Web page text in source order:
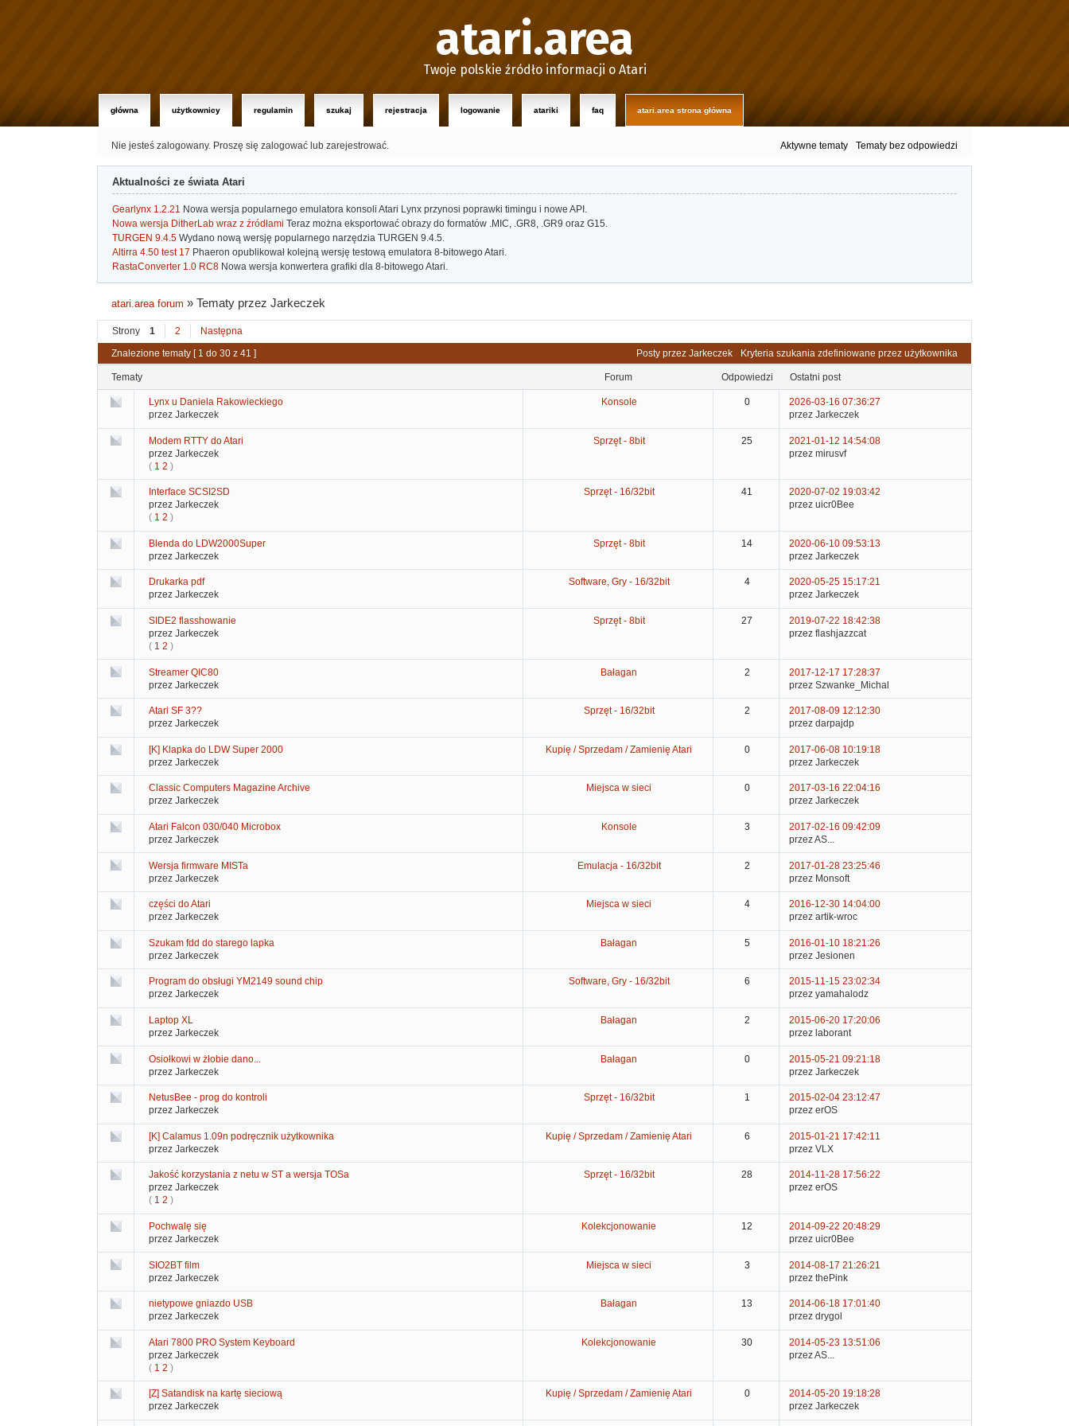
atari.area
Twoje polskie źródło informacji o Atari
główna użytkownicy regulamin szukaj rejestracja logowanie atariki faq atari.area strona główna
Nie jesteś zalogowany. Proszę się zalogować lub zarejestrować. Aktywne tematy Tematy bez odpowiedzi
Aktualności ze świata Atari
Gearlynx 1.2.21 Nowa wersja popularnego emulatora konsoli Atari Lynx przynosi poprawki timingu i nowe API.
Nowa wersja DitherLab wraz z źródłami Teraz można eksportować obrazy do formatów .MIC, .GR8, .GR9 oraz G15.
TURGEN 9.4.5 Wydano nową wersję popularnego narzędzia TURGEN 9.4.5.
Altirra 4.50 test 17 Phaeron opublikował kolejną wersję testową emulatora 8-bitowego Atari.
RastaConverter 1.0 RC8 Nowa wersja konwertera grafiki dla 8-bitowego Atari.
atari.area forum »Tematy przez Jarkeczek
Strony 1 2
Następna
Posty przez Jarkeczek
Kryteria szukania zdefiniowane przez użytkownika
Znalezione tematy [ 1 do 30 z 41 ]
Tematy Forum odpowiedzi ostatni post
Lynx u Daniela Rakowieckiego
przez Jarkeczek
Konsole 0
2026-03-16 07:36:27
przez Jarkeczek
Modem RTTY do Atari
przez Jarkeczek
( 1 2 )
Sprzęt - 8bit 25
2021-01-12 14:54:08
przez mirusvf
Interface SCSI2SD
przez Jarkeczek
( 1 2 )
Sprzęt - 16/32bit 41
2020-07-02 19:03:42
przez uicr0Bee
Blenda do LDW2000Super
przez Jarkeczek
Sprzęt - 8bit 14
2020-06-10 09:53:13
przez Jarkeczek
Drukarka pdf
przez Jarkeczek
Software, Gry - 16/32bit 4
2020-05-25 15:17:21
przez Jarkeczek
SIDE2 flasshowanie
przez Jarkeczek
( 1 2 )
Sprzęt - 8bit 27
2019-07-22 18:42:38
przez flashjazzcat
Streamer QIC80
przez Jarkeczek
Bałagan 2
2017-12-17 17:28:37
przez Szwanke_Michal
Atari SF 3??
przez Jarkeczek
Sprzęt - 16/32bit 2
2017-08-09 12:12:30
przez darpajdp
[K] Klapka do LDW Super 2000
przez Jarkeczek
Kupię / Sprzedam / Zamienię Atari 0
2017-06-08 10:19:18
przez Jarkeczek
Classic Computers Magazine Archive
przez Jarkeczek
Miejsca w sieci 0
2017-03-16 22:04:16
przez Jarkeczek
Atari Falcon 030/040 Microbox
przez Jarkeczek
Konsole 3
2017-02-16 09:42:09
przez AS...
Wersja firmware MISTa
przez Jarkeczek
Emulacja - 16/32bit 2
2017-01-28 23:25:46
przez Monsoft
części do Atari
przez Jarkeczek
Miejsca w sieci 4
2016-12-30 14:04:00
przez artik-wroc
Szukam fdd do starego lapka
przez Jarkeczek
Bałagan 5
2016-01-10 18:21:26
przez Jesionen
Program do obsługi YM2149 sound chip
przez Jarkeczek
Software, Gry - 16/32bit 6
2015-11-15 23:02:34
przez yamahalodz
Laptop XL
przez Jarkeczek
Bałagan 2
2015-06-20 17:20:06
przez laborant
Osiołkowi w żłobie dano...
przez Jarkeczek
Bałagan 0
2015-05-21 09:21:18
przez Jarkeczek
NetusBee - prog do kontroli
przez Jarkeczek
Sprzęt - 16/32bit 1
2015-02-04 23:12:47
przez erOS
[K] Calamus 1.09n podręcznik użytkownika
przez Jarkeczek
Kupię / Sprzedam / Zamienię Atari 6
2015-01-21 17:42:11
przez VLX
Jakość korzystania z netu w ST a wersja TOSa
przez Jarkeczek
( 1 2 )
Sprzęt - 16/32bit 28
2014-11-28 17:56:22
przez erOS
Pochwalę się
przez Jarkeczek
Kolekcjonowanie 12
2014-09-22 20:48:29
przez uicr0Bee
SIO2BT film
przez Jarkeczek
Miejsca w sieci 3
2014-08-17 21:26:21
przez thePink
nietypowe gniazdo USB
przez Jarkeczek
Bałagan 13
2014-06-18 17:01:40
przez drygol
Atari 7800 PRO System Keyboard
przez Jarkeczek
( 1 2 )
Kolekcjonowanie 30
2014-05-23 13:51:06
przez AS...
[Z] Satandisk na kartę sieciową
przez Jarkeczek
Kupię / Sprzedam / Zamienię Atari 0
2014-05-20 19:18:28
przez Jarkeczek